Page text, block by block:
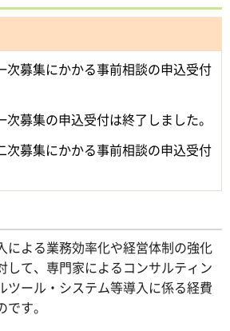
募集にかかる事前相談の申込受付
募集の申込受付は終了しました。
募集にかかる事前相談の申込受付
による業務効率化や経営体制の強化
して、専門家によるコンサルティン
ツール・システム等導入に係る経費
す。